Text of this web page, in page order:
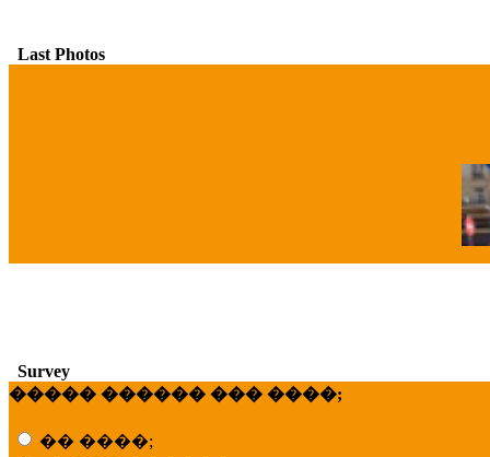
Last Photos
Survey
����� ������ ��� ����;
�� ����;